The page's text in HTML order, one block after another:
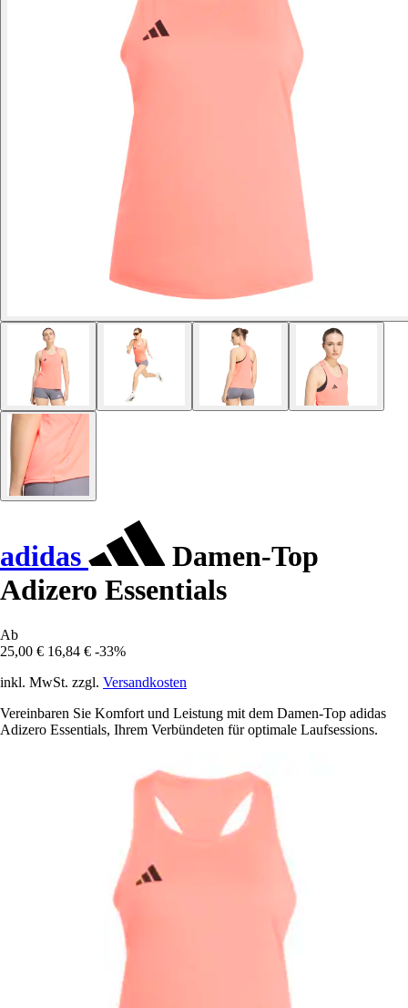
adidas
Damen-Top
Adizero Essentials
Ab
25,00 € 16,84 € -33%
inkl. MwSt. zzgl. Versandkosten
Vereinbaren Sie Komfort und Leistung mit dem Damen-Top adidas
Adizero Essentials, Ihrem Verbündeten für optimale Laufsessions.